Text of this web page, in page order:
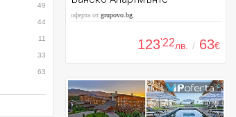
49
44
11
33
63
оферта от grupovo.bg
123'22лв. / 63€